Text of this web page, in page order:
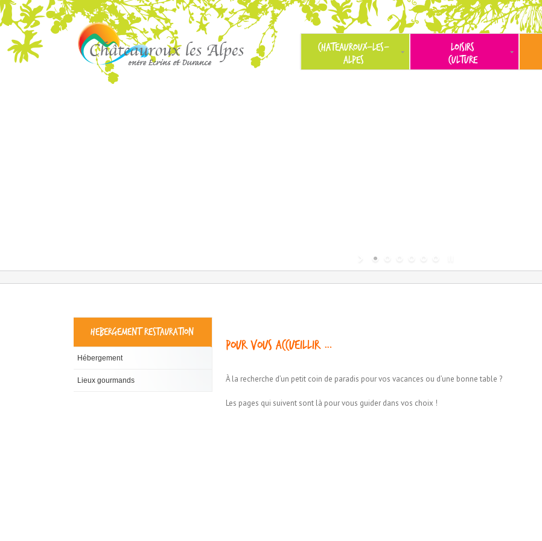
CHATEAUROUX-LES-
ALPES
LOISIRS
CULTURE
HEBERGEMENT RESTAURATION
Hébergement
Lieux gourmands
Pour vous accueillir …
À la recherche d’un petit coin de paradis pour vos vacances ou d’une bonne table ?
Les pages qui suivent sont là pour vous guider dans vos choix !